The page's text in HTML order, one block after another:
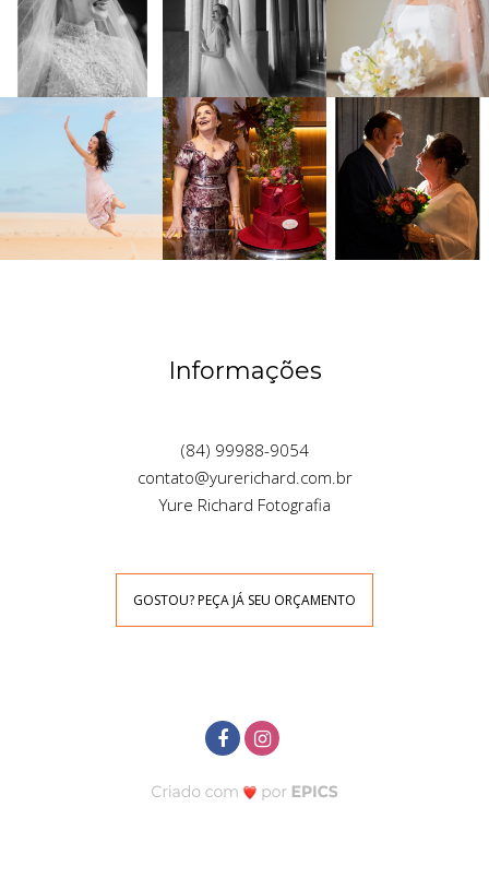
Informações
(84) 99988-9054
contato@yurerichard.com.br
Yure Richard Fotografia
GOSTOU? PEÇA JÁ SEU ORÇAMENTO